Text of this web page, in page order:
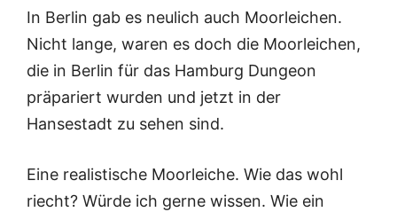
In Berlin gab es neulich auch Moorleichen.
Nicht lange, waren es doch die Moorleichen,
die in Berlin für das Hamburg Dungeon
präpariert wurden und jetzt in der
Hansestadt zu sehen sind.
Eine realistische Moorleiche. Wie das wohl
riecht? Würde ich gerne wissen. Wie ein